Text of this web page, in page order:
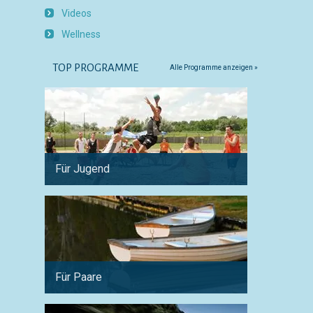
Videos
Wellness
TOP PROGRAMME Alle Programme anzeigen »
Für Jugend
Für Paare